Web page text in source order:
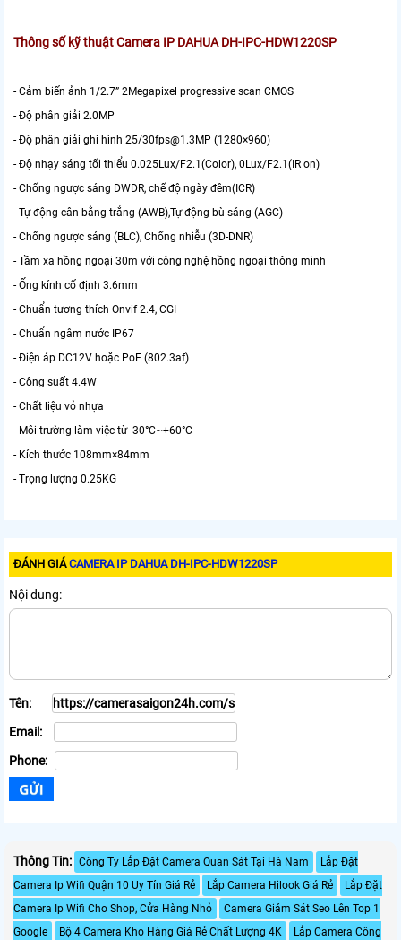
Thông số kỹ thuật Camera IP DAHUA DH-IPC-HDW1220SP
- Cảm biến ảnh 1/2.7” 2Megapixel progressive scan CMOS
- Độ phân giải 2.0MP
- Độ phân giải ghi hình 25/30fps@1.3MP (1280×960)
- Độ nhạy sáng tối thiểu 0.025Lux/F2.1(Color), 0Lux/F2.1(IR on)
- Chống ngược sáng DWDR, chế độ ngày đêm(ICR)
- Tự động cân bằng trắng (AWB),Tự động bù sáng (AGC)
- Chống ngược sáng (BLC), Chống nhiễu (3D-DNR)
- Tầm xa hồng ngoại 30m với công nghệ hồng ngoại thông minh
- Ống kính cố định 3.6mm
- Chuẩn tương thích Onvif 2.4, CGI
- Chuẩn ngâm nước IP67
- Điện áp DC12V hoặc PoE (802.3af)
- Công suất 4.4W
- Chất liệu vỏ nhựa
- Môi trường làm việc từ -30°C~+60°C
- Kích thước 108mm×84mm
- Trọng lượng 0.25KG
ĐÁNH GIÁCAMERA IP DAHUA DH-IPC-HDW1220SP
Nội dung:
Tên:
Email:
Phone:
Thông Tin: Công Ty Lắp Đặt Camera Quan Sát Tại Hà Nam
Lắp Đặt
Camera Ip Wifi Quận 10 Uy Tín Giá Rẻ
Lắp Camera Hilook Giá Rẻ
Lắp Đặt
Camera Ip Wifi Cho Shop, Cửa Hàng Nhỏ
Camera Giám Sát Seo Lên Top 1
Google
Bộ 4 Camera Kho Hàng Giá Rẻ Chất Lượng 4K
Lắp Camera Công